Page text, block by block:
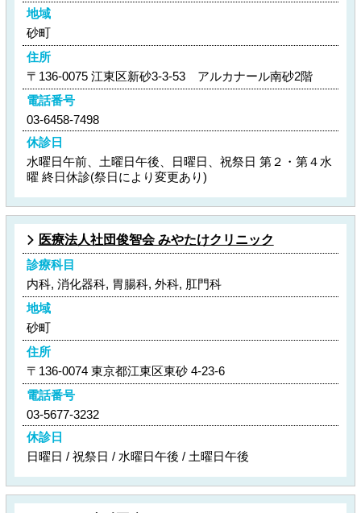
地域
砂町
住所
〒136-0075 江東区新砂3-3-53 アルカナール南砂2階
電話番号
03-6458-7498
休診日
水曜日午前、土曜日午後、日曜日、祝祭日 第２・第４水
曜 終日休診(祭日により変更あり)
医療法人社団俊智会 みやたけクリニック
診療科目
内科, 消化器科, 胃腸科, 外科, 肛門科
地域
砂町
住所
〒136-0074 東京都江東区東砂 4-23-6
電話番号
03-5677-3232
休診日
日曜日 / 祝祭日 / 水曜日午後 / 土曜日午後